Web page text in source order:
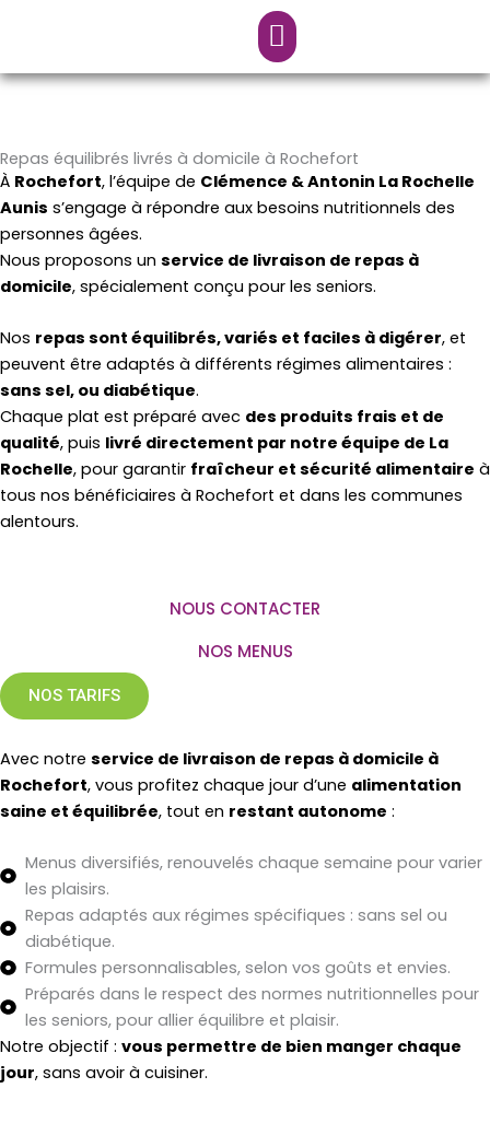
Repas équilibrés livrés à domicile à Rochefort
À Rochefort, l’équipe de Clémence & Antonin La Rochelle
Aunis s’engage à répondre aux besoins nutritionnels des
personnes âgées.
Nous proposons un service de livraison de repas à
domicile, spécialement conçu pour les seniors.
Nos repas sont équilibrés, variés et faciles à digérer, et
peuvent être adaptés à différents régimes alimentaires :
sans sel, ou diabétique.
Chaque plat est préparé avec des produits frais et de
qualité, puis livré directement par notre équipe de La
Rochelle, pour garantir fraîcheur et sécurité alimentaire à
tous nos bénéficiaires à Rochefort et dans les communes
alentours.
NOUS CONTACTER
NOS MENUS
NOS TARIFS
Avec notre service de livraison de repas à domicile à
Rochefort, vous profitez chaque jour d’une alimentation
saine et équilibrée, tout en restant autonome :
Menus diversifiés, renouvelés chaque semaine pour varier
les plaisirs.
Repas adaptés aux régimes spécifiques : sans sel ou
diabétique.
Formules personnalisables, selon vos goûts et envies.
Préparés dans le respect des normes nutritionnelles pour
les seniors, pour allier équilibre et plaisir.
Notre objectif : vous permettre de bien manger chaque
jour, sans avoir à cuisiner.